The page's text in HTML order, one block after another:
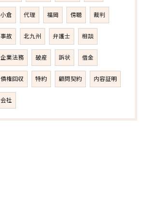
小倉 代理 福岡 傍聴 裁判
事故 北九州 弁護士 相談
企業法務 破産 訴状 借金
債権回収 特約 顧問契約 内容証明
会社